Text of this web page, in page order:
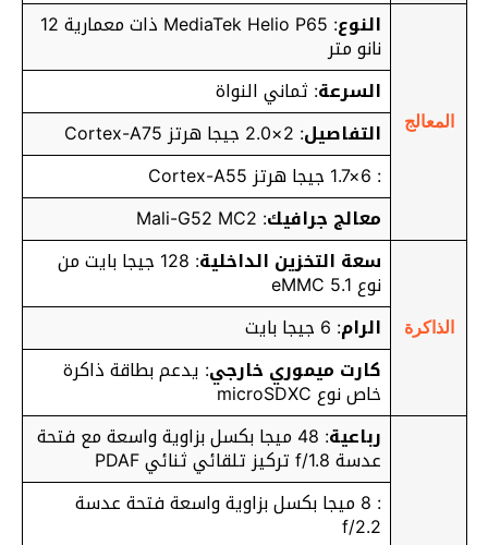
المعالج
النوع : MediaTek Helio P65 ذات معمارية 12
نانو متر
السرعة: ثماني النواة
التفاصيل: 2×2.0 جيجا هرتز Cortex-A75
: 6×1.7 جيجا هرتز Cortex-A55
معالج جرافيك: Mali-G52 MC2
الذاكرة
سعة التخزين الداخلية : 128 جيجا بايت من
نوع eMMC 5.1
الرام: 6 جيجا بايت
كارت ميموري خارجي: يدعم بطاقة ذاكرة
خاص نوع microSDXC
رباعية : 48 ميجا بكسل بزاوية واسعة مع فتحة
عدسة f/1.8 تركيز تلقائي ثنائي PDAF
: 8 ميجا بكسل بزاوية واسعة فتحة عدسة
f/2.2